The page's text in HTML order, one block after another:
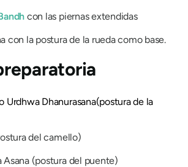
con las piernas extendidas
con la postura de la rueda como base.
Urdhwa Dhanurasana(postura de la
del camello)
Asana(postura del puente)